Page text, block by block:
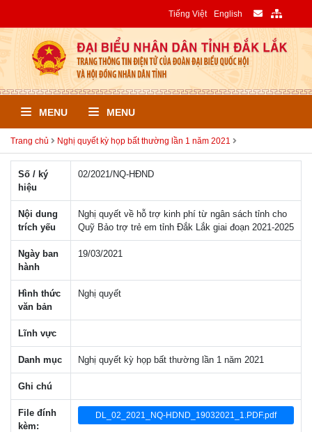
Tiếng Việt English
MENU MENU
Trang chủ Nghị quyết kỳ họp bất thường lần 1 năm 2021
Số / ký
hiệu
02/2021/NQ-HÐND
Nội dung
trích yếu
Nghị quyết về hỗ trợ kinh phí từ ngân sách tỉnh cho
Quỹ Bảo trợ trẻ em tỉnh Đắk Lắk giai đoạn 2021-2025
Ngày ban
hành
19/03/2021
Hình thức
văn bản
Nghị quyết
Lĩnh vực
Danh mục Nghị quyết kỳ họp bất thường lần 1 năm 2021
Ghi chú
File đính
kèm:
DL_02_2021_NQ-HDND_19032021_1.PDF.pdf